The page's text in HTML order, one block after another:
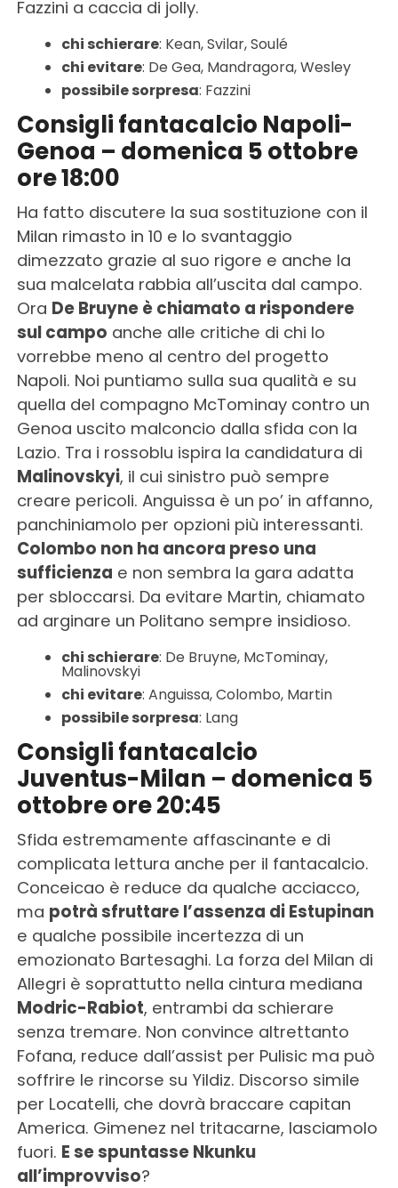
Fazzini a caccia di jolly.
chi schierare: Kean, Svilar, Soulé
chi evitare: De Gea, Mandragora, Wesley
possibile sorpresa: Fazzini
Consigli fantacalcio Napoli-
Genoa – domenica 5 ottobre
ore 18:00
Ha fatto discutere la sua sostituzione con il
Milan rimasto in 10 e lo svantaggio
dimezzato grazie al suo rigore e anche la
sua malcelata rabbia all’uscita dal campo.
Ora De Bruyne è chiamato a rispondere
sul campo anche alle critiche di chi lo
vorrebbe meno al centro del progetto
Napoli. Noi puntiamo sulla sua qualità e su
quella del compagno McTominay contro un
Genoa uscito malconcio dalla sfida con la
Lazio. Tra i rossoblu ispira la candidatura di
Malinovskyi, il cui sinistro può sempre
creare pericoli. Anguissa è un po’ in affanno,
panchiniamolo per opzioni più interessanti.
Colombo non ha ancora preso una
sufficienza e non sembra la gara adatta
per sbloccarsi. Da evitare Martin, chiamato
ad arginare un Politano sempre insidioso.
chi schierare: De Bruyne, McTominay,
Malinovskyi
chi evitare: Anguissa, Colombo, Martin
possibile sorpresa: Lang
Consigli fantacalcio
Juventus-Milan – domenica 5
ottobre ore 20:45
Sfida estremamente affascinante e di
complicata lettura anche per il fantacalcio.
Conceicao è reduce da qualche acciacco,
ma potrà sfruttare l’assenza di Estupinan
e qualche possibile incertezza di un
emozionato Bartesaghi. La forza del Milan di
Allegri è soprattutto nella cintura mediana
Modric-Rabiot, entrambi da schierare
senza tremare. Non convince altrettanto
Fofana, reduce dall’assist per Pulisic ma può
soffrire le rincorse su Yildiz. Discorso simile
per Locatelli, che dovrà braccare capitan
America. Gimenez nel tritacarne, lasciamolo
fuori. E se spuntasse Nkunku
all’improvviso?